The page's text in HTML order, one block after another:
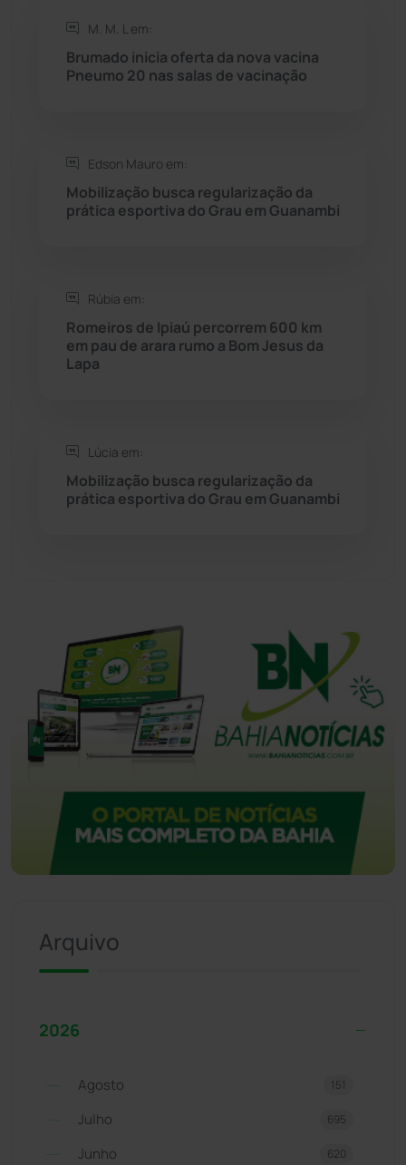
Rio de Contas
Rio do Antônio
Saúde
Seabra (50)
Sítio do Mato
Sudoeste Baiano
M. M. L em:
Brumado inicia oferta da nova vacina
Pneumo 20 nas salas de vacinação
Edson Mauro em:
Mobilização busca regularização da
prática esportiva do Grau em Guanambi
Rúbia em:
Romeiros de Ipiaú percorrem 600 km
em pau de arara rumo a Bom Jesus da
Lapa
Lúcia em:
Mobilização busca regularização da
prática esportiva do Grau em Guanambi
Arquivo
2026
Agosto 151
Julho 695
Junho 620